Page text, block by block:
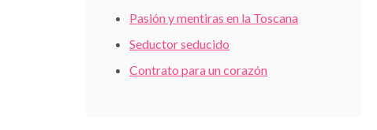
Pasión y mentiras en la Toscana
Seductor seducido
Contrato para un corazón